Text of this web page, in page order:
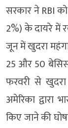
सरकार ने RBI
2%) के दायरे में
जून में खुदरा
25 और 50
फरवरी से
अमेरिका
किए जाने की